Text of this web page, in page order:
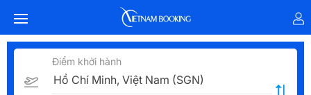
Điểm khởi hành